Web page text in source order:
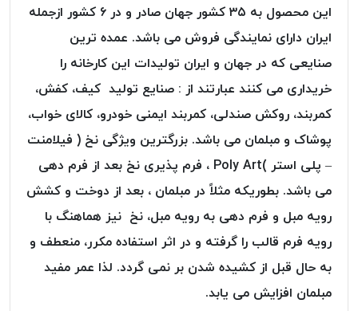
OMEGA
نخ
توری
پلیسه
پلاس
PPLUS
نخ
توری
پلیسه
بتا
KORD
BETA
دوک
این محصول به ۳۵ کشور جهان صادر و در ۶ کشور ازجمله
ایران دارای نمایندگی فروش می باشد. عمده ترین
صنایعی که در جهان و ایران تولیدات این کارخانه را
خریداری می کنند عبارتند از : صنایع تولید کیف، کفش،
کمربند، روکش صندلی، کمربند ایمنی خودرو، کالای خواب،
پوشاک و مبلمان می باشد. بزرگترین ویژگی نخ ( فیلامنت
– پلی استر )Poly Art ، فرم پذیری نخ بعد از فرم دهی
می باشد. بطوریکه مثلاً در مبلمان ، بعد از دوخت و کشش
رویه مبل و فرم دهی به رویه مبل، نخ نیز هماهنگ با
رویه فرم قالب را گرفته و در اثر استفاده مکرر، منعطف و
به حال قبل از کشیده شدن بر نمی گردد. لذا عمر مفید
مبلمان افزایش می یابد.